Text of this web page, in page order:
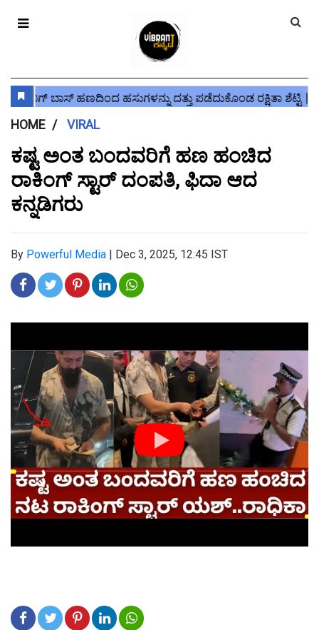
HOME VIRAL
ಕಷ್ಟ ಅಂತ ಬಂದವರಿಗೆ ಹಣ ಹಂಚಿದ
ರಾಕಿಂಗ್ ಸ್ಟಾರ್ ದಂಪತಿ, ಫಿದಾ ಆದ
ಕನ್ನಡಿಗರು
By Powerful Media | Dec 3, 2025, 12:45 IST